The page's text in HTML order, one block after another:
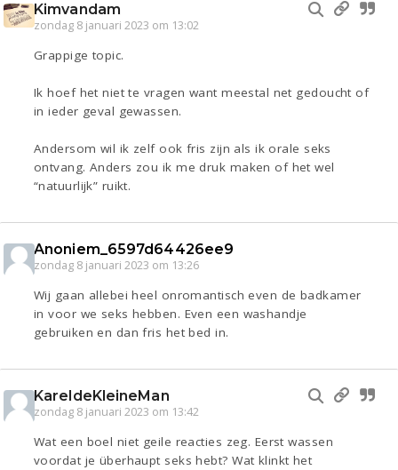
Kimvandam
zondag 8 januari 2023 om 13:02
Grappige topic.
Ik hoef het niet te vragen want meestal net gedoucht of
in ieder geval gewassen.
Andersom wil ik zelf ook fris zijn als ik orale seks
ontvang. Anders zou ik me druk maken of het wel
“natuurlijk” ruikt.
Anoniem_6597d64426ee9
zondag 8 januari 2023 om 13:26
Wij gaan allebei heel onromantisch even de badkamer
in voor we seks hebben. Even een washandje
gebruiken en dan fris het bed in.
KareldeKleineMan
zondag 8 januari 2023 om 13:42
Wat een boel niet geile reacties zeg. Eerst wassen
voordat je überhaupt seks hebt? Wat klinkt het